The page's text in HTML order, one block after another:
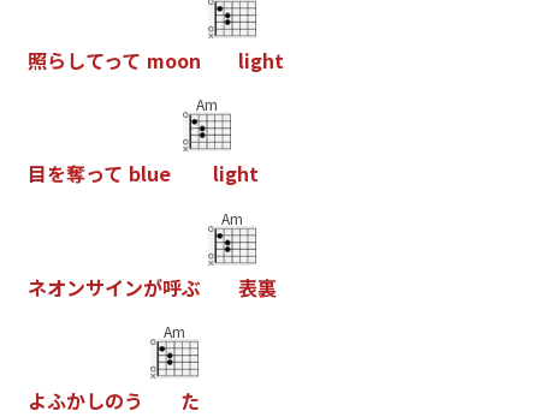
照ら してって moon light
目を奪って blue
Am
light
ネオンサインが呼ぶ
Am
表裏
よふかしのう
Am
た